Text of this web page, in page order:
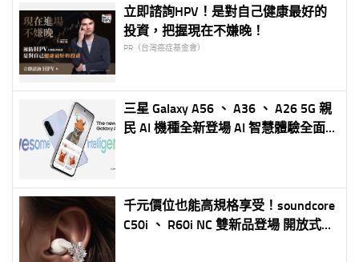
立即諮詢HPV！是對自己健康最好的
投資，把握現在不嫌晚！
PR（台灣癌症基金會）
三星 Galaxy A56 、 A36 、 A26 5G 親
民 AI 機種全新登場 AI 智慧體驗全面
千元價位也能高規格享受！soundcore
C50i 、 R60i NC 雙新品登場 開放式輕